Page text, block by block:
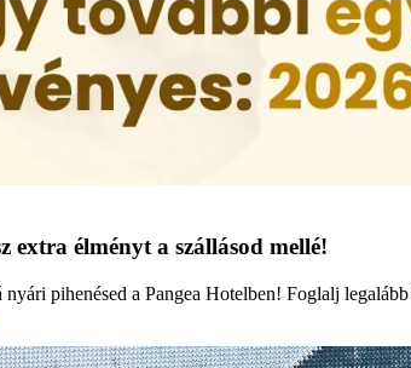
extra élményt a szállásod mellé!
nyári pihenésed a Pangea Hotelben! Foglalj